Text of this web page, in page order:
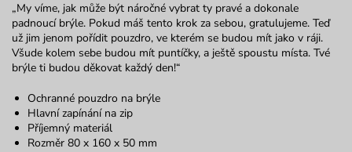
„My víme, jak může být náročné vybrat ty pravé a dokonale
padnoucí brýle. Pokud máš tento krok za sebou, gratulujeme. Teď
už jim jenom pořídit pouzdro, ve kterém se budou mít jako v ráji.
Všude kolem sebe budou mít puntíčky, a ještě spoustu místa. Tvé
brýle ti budou děkovat každý den!“
Ochranné pouzdro na brýle
Hlavní zapínání na zip
Příjemný materiál
Rozměr 80 x 160 x 50 mm